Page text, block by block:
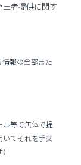
三者提供に関す
報の全部また
ル等で無体で提
てそれを手交